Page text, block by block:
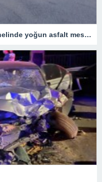
Hakkari Belediyesi’nden kent genelinde yoğun asfalt mesaisi